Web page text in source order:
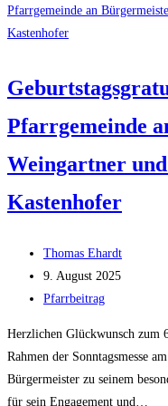
Pfarrgemeinde
Weingartner
Kastenhofer
Beitrags-
Autor:
Thomas Ehardt
Beitrag
veröffentlicht:
9. August 2025
Beitrags-
Pfarrbeitrag
Herzlichen Glückwunsch zum
Rahmen der Sonntagsmesse
Bürgermeister zu seinem
für sein Engagement und…